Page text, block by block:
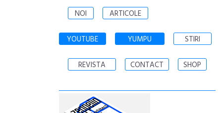
NOI ARTICOLE
YOUTUBE YUMPU STIRI
REVISTA CONTACT SHOP